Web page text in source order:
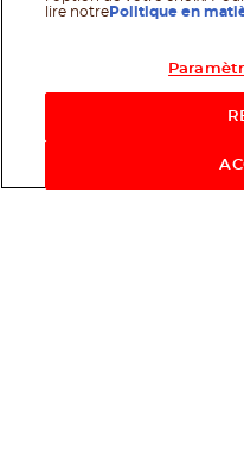
lire notre Politique en